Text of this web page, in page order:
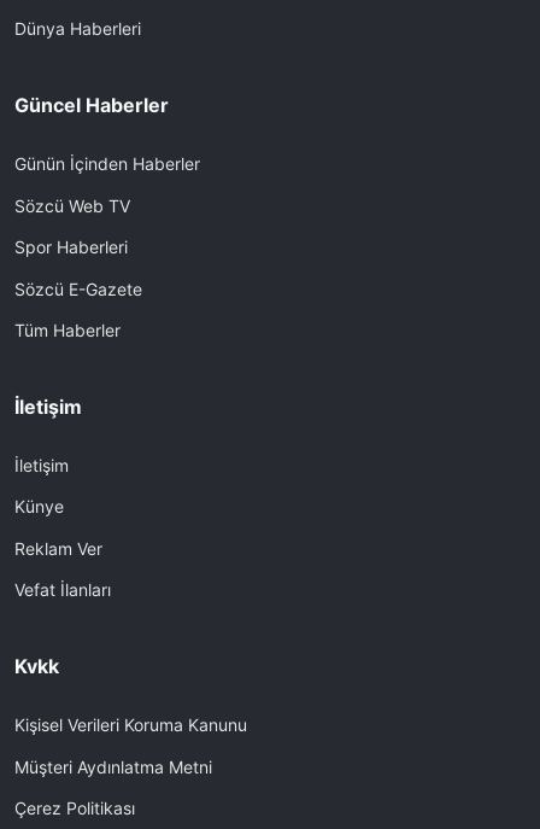
Dünya Haberleri
Güncel Haberler
Günün İçinden Haberler
Sözcü Web TV
Spor Haberleri
Sözcü E-Gazete
Tüm Haberler
İletişim
İletişim
Künye
Reklam Ver
Vefat İlanları
Kvkk
Kişisel Verileri Koruma Kanunu
Müşteri Aydınlatma Metni
Çerez Politikası